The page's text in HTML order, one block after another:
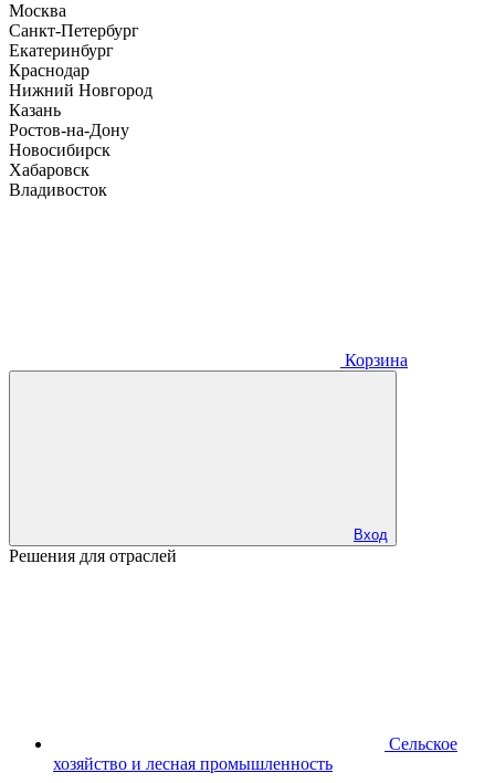
Москва
Санкт-Петербург
Екатеринбург
Краснодар
Нижний Новгород
Казань
Ростов-на-Дону
Новосибирск
Хабаровск
Владивосток
Корзина
Вход
Решения для отраслей
Сельское
хозяйство и лесная промышленность